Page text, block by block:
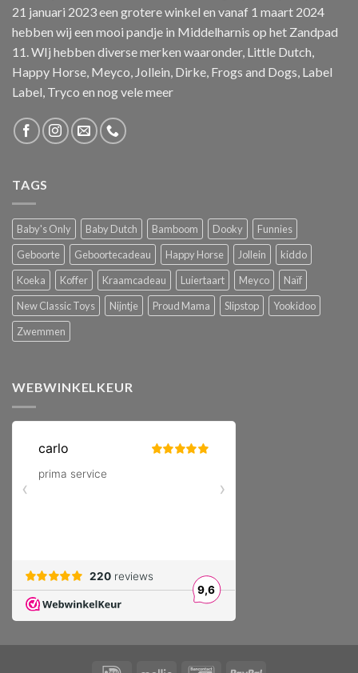
21 januari 2023 een grotere winkel en vanaf 1 maart 2024
hebben wij een mooi pandje in Middelharnis op het Zandpad
11. WIj hebben diverse merken waaronder, Little Dutch,
Happy Horse, Meyco, Jollein, Dirke, Frogs and Dogs, Label
Label, Tryco en nog vele meer
TAGS
Baby's Only Baby Dutch Bamboom Dooky
Funnies
Geboorte
Geboortecadeau Happy Horse Jollein
kiddo
Koeka
Koffer Kraamcadeau Luiertaart Meyco
Naïf
New Classic Toys
Nijntje Proud Mama Slipstop
Yookidoo
Zwemmen
WEBWINKELKEUR